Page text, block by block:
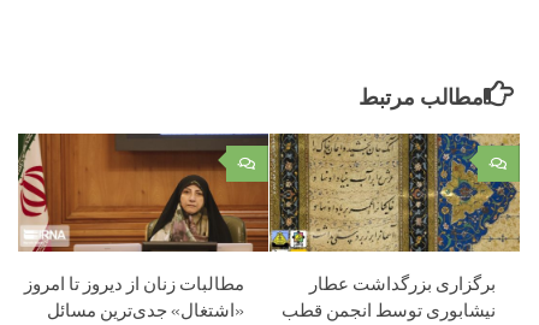
مطالب مرتبط
۰
مطالبات زنان از دیروز تا امروز
«اشتغال» جدی‌ترین مسائل
۰
برگزاری بزرگداشت عطار
نیشابوری توسط انجمن قطب